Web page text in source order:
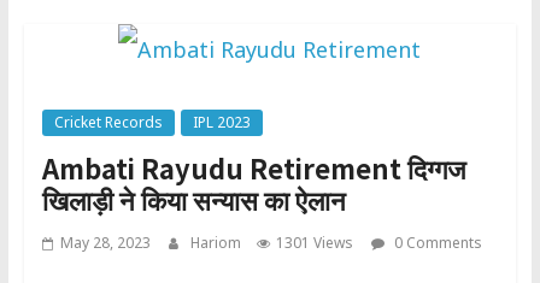
Cricket Records IPL 2023
Ambati Rayudu Retirement दिग्गज
खिलाड़ी ने किया सन्यास का ऐलान
May 28, 2023 Hariom 1301 Views 0 Comments